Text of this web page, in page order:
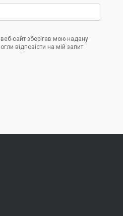
сайт зберігав мою надану
відповісти на мій запит